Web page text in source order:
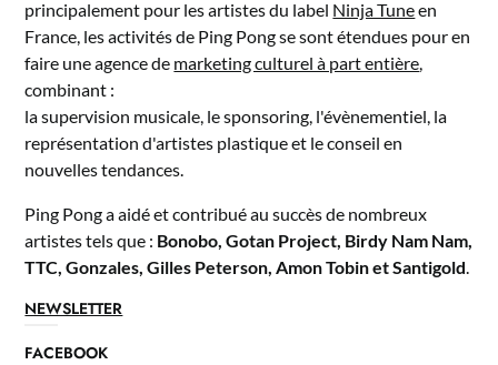
principalement pour les artistes du label Ninja Tuneen
France, les activités de Ping Pong se sont étendues pour en
faire une agence de marketing culturel à part entière
combinant :
la supervision musicale, le sponsoring, l'évènementiel, la
représentation d'artistes plastique et le conseil en
nouvelles tendances.
Ping Pong a aidé et contribué au succès de nombreux
artistes tels que : Bonobo, Gotan Project, Birdy Nam Nam,
TTC, Gonzales, Gilles Peterson, Amon Tobin et Santigold
NEWSLETTER
FACEBOOK